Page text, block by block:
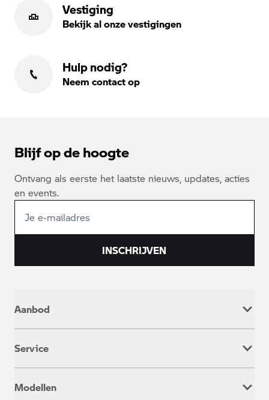
Vestiging
Bekijk al onze vestigingen
Hulp nodig?
Neem contact op
Blijf op de hoogte
Ontvang als eerste het laatste nieuws, updates, acties
en events.
INSCHRIJVEN
Aanbod
Occasion
Service
Onderhoud & Reparatie
Modellen